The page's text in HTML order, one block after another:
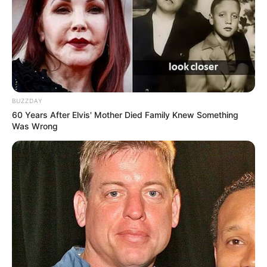
Famous in Love(2018), sebagai Sloane
Spider-Man(2017), sebagai Keemia Marko / Sandgirl
Descendants 2(2017), sebagai Evie
Adventures in Babysitting(2016), sebagai Lola Perez
Walk the Prank(2016), sebagai Diri Sendiri
Soy Luna(2016, 2018), sebagai Diri Sendiri
Descendants: Wicked World
Descendants (2015), sebagai Evie
Faking It(2014), sebagai Soleil
Austin & Ally
(2014), sebagai Chelsea
Single
Come Back Home(2022)
BUZZDAY
60 Years After Elvis' Mother Died Family Knew Something
Was Wrong